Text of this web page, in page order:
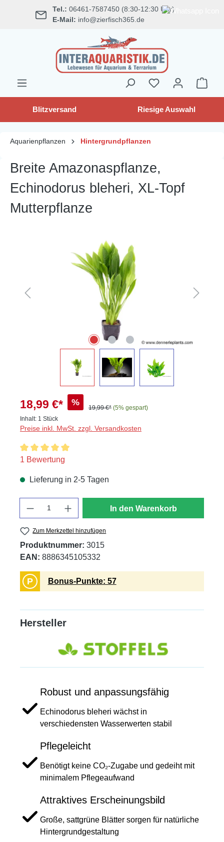
springen Tel.: 06461-7587450 (8:30-12:30 Uhr)
E-Mail: info@zierfisch365.de
Blitzversand Riesige Auswahl
Aquarienpflanzen Hintergrundpflanzen
Breite Amazonaspflanze,
Echinodorus bleheri, XL-Topf
Mutterpflanze
Bildergalerie überspringen
18,99 €* %
19,99 €* (5% gespart)
Inhalt: 1 Stück
Preise inkl. MwSt. zzgl. Versandkosten
Durchschnittliche Bewertung von 5 von 5 Sternen
1 Bewertung
Lieferung in 2-5 Tagen
In den Warenkorb
Zum Merkzettel hinzufügen
Produktnummer: 3015
EAN: 8886345105332
P Bonus-Punkte: 57
Hersteller
Robust und anpassungsfähig
Echinodorus bleheri wächst in
verschiedensten Wasserwerten stabil
Pflegeleicht
Benötigt keine CO₂-Zugabe und gedeiht mit
minimalem Pflegeaufwand
Attraktives Erscheinungsbild
Große, sattgrüne Blätter sorgen für natürliche
Hintergrundgestaltung